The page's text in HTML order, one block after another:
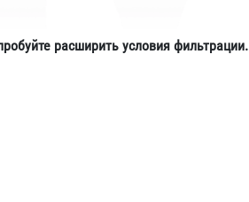
расширить условия фильтрации.